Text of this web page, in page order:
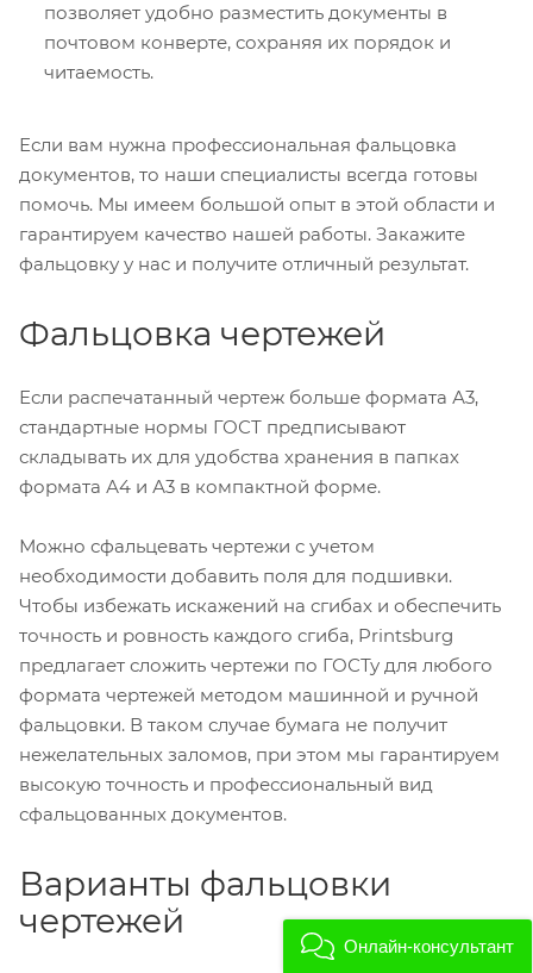
позволяет удобно разместить документы в
почтовом конверте, сохраняя их порядок и
читаемость.
Если вам нужна профессиональная фальцовка
документов, то наши специалисты всегда готовы
помочь. Мы имеем большой опыт в этой области и
гарантируем качество нашей работы. Закажите
фальцовку у нас и получите отличный результат.
Фальцовка чертежей
Если распечатанный чертеж больше формата А3,
стандартные нормы ГОСТ предписывают
складывать их для удобства хранения в папках
формата А4 и А3 в компактной форме.
Можно сфальцевать чертежи с учетом
необходимости добавить поля для подшивки.
Чтобы избежать искажений на сгибах и обеспечить
точность и ровность каждого сгиба, Printsburg
предлагает сложить чертежи по ГОСТу для любого
формата чертежей методом машинной и ручной
фальцовки. В таком случае бумага не получит
нежелательных заломов, при этом мы гарантируем
высокую точность и профессиональный вид
сфальцованных документов.
Варианты фальцовки
чертежей
Онлайн-консультант